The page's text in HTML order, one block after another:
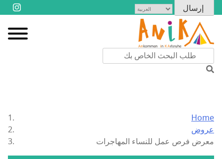
Home
عروض
معرض فرص عمل للنساء المهاجرات